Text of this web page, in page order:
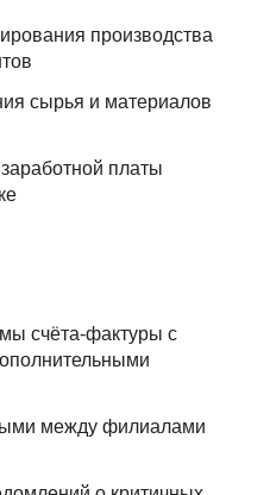
производства
сырья и материалов
платы
счёта-фактуры с
между филиалами